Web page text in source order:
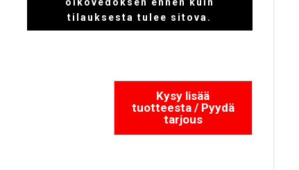
tilauksesta tulee sitova.